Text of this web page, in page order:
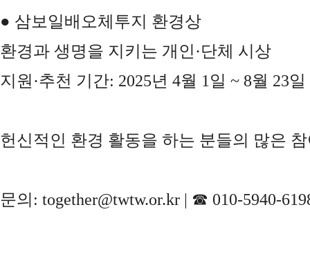
● 삼보일배오체투지 환경상
환경과 생명을 지키는 개인·단체 시상
지원·추천 기간: 2025년 4월 1일 ~ 8월 23일
헌신적인 환경 활동을 하는 분들의 많은
문의: together@twtw.or.kr | ☎ 010-5940-